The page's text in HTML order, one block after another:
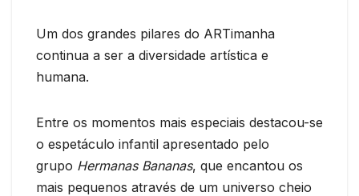
Um dos grandes pilares do ARTimanha
continua a ser a diversidade artística e
humana.
Entre os momentos mais especiais destacou-se
o espetáculo infantil apresentado pelo
grupo Hermanas Bananas, que encantou os
mais pequenos através de um universo cheio